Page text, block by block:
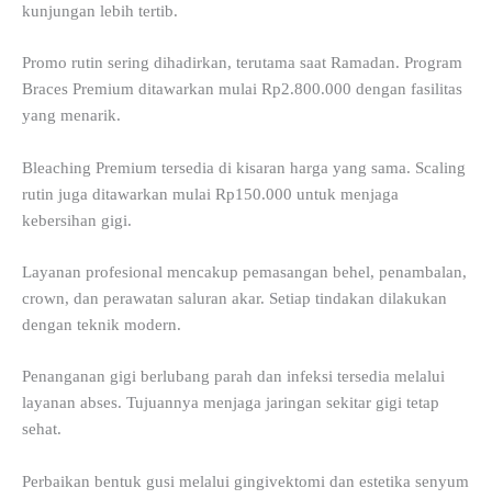
kunjungan lebih tertib.
Promo rutin sering dihadirkan, terutama saat Ramadan. Program
Braces Premium ditawarkan mulai Rp2.800.000 dengan fasilitas
yang menarik.
Bleaching Premium tersedia di kisaran harga yang sama. Scaling
rutin juga ditawarkan mulai Rp150.000 untuk menjaga
kebersihan gigi.
Layanan profesional mencakup pemasangan behel, penambalan,
crown, dan perawatan saluran akar. Setiap tindakan dilakukan
dengan teknik modern.
Penanganan gigi berlubang parah dan infeksi tersedia melalui
layanan abses. Tujuannya menjaga jaringan sekitar gigi tetap
sehat.
Perbaikan bentuk gusi melalui gingivektomi dan estetika senyum